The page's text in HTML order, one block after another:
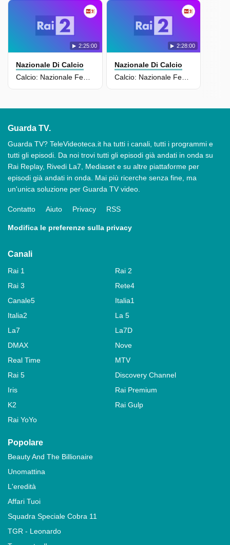
2:25:00
Nazionale Di Calcio
2:28:00
Nazionale Di Calcio
Calcio: Nazionale Femminile - Amichevole: Stati Uniti - Italia
Guarda TV.
Guarda TV? TeleVideoteca.it ha tutti i canali, tutti i programmi e
tutti gli episodi. Da noi trovi tutti gli episodi già andati in onda su
Rai Replay, Rivedi La7, Mediaset e su altre piattaforme per
episodi già andati in onda. Mai più ricerche senza fine, ma
un'unica soluzione per Guarda TV video.
Contatto Aiuto Privacy RSS
Modifica le preferenze sulla privacy
Canali
Rai 1
Rai 2
Rai 3
Rete4
Canale5
Italia1
Italia2
La 5
La7
La7D
DMAX
Nove
Real Time
MTV
Rai 5
Discovery Channel
Iris
Rai Premium
K2
Rai Gulp
Rai YoYo
Popolare
Beauty And The Billionaire
Unomattina
L'eredità
Affari Tuoi
Squadra Speciale Cobra 11
TGR - Leonardo